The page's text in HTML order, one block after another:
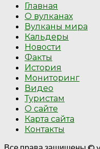
Главная
О вулканах
Вулканы мира
Кальдеры
Новости
Факты
История
Мониторинг
Видео
Туристам
О сайте
Карта сайта
Контакты
Все права защищены ©